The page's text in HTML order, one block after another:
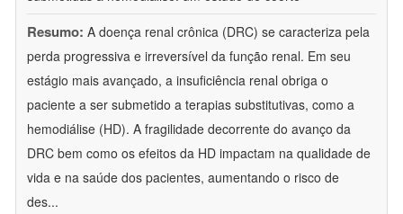
Resumo: A doença renal crônica (DRC) se caracteriza pela
perda progressiva e irreversível da função renal. Em seu
estágio mais avançado, a insuficiência renal obriga o
paciente a ser submetido a terapias substitutivas, como a
hemodiálise (HD). A fragilidade decorrente do avanço da
DRC bem como os efeitos da HD impactam na qualidade de
vida e na saúde dos pacientes, aumentando o risco de
des...